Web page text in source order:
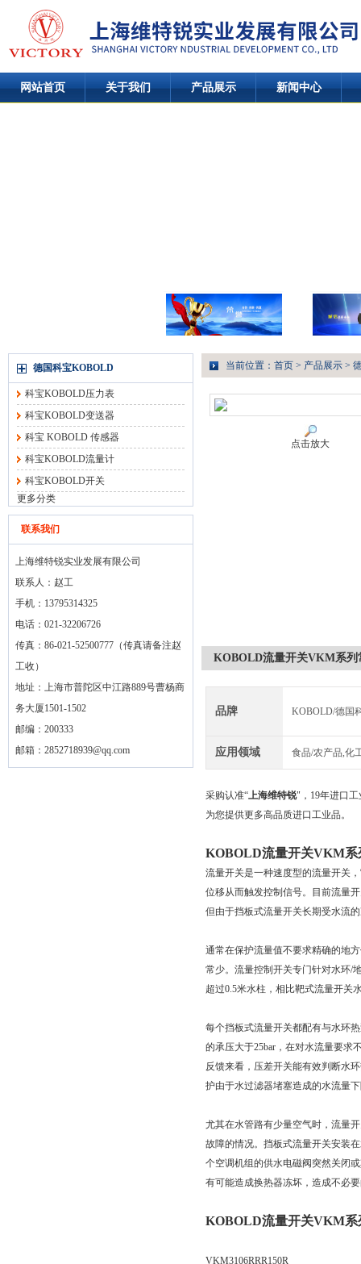
网站首页 关于我们 产品展示 新闻中心
德国科宝KOBOLD
科宝KOBOLD压力表
科宝KOBOLD变送器
科宝 KOBOLD 传感器
科宝KOBOLD流量计
科宝KOBOLD开关
更多分类
联系我们
上海维特锐实业发展有限公司
联系人：赵工
手机：13795314325
电话：021-32206726
传真：86-021-52500777（传真请备注赵
工收）
地址：上海市普陀区中江路889号曹杨商
务大厦1501-1502
邮编：200333
邮箱： 2852718939@qq.com
当前位置： 首页 > 产品展示 >
点击放大
KOBOLD流量开关VKM系列
品牌 KOBOLD/德国
应用领域 食品/农产品,化
采购认准“上海维特锐"，19年进口
为您提供更多高品质进口工业品。
KOBOLD流量开关VKM系
流量开关是一种速度型的流量开关
位移从而触发控制信号。
目前流量
但由于挡板式流量开关长期受水流
通常在保护流量值不要求精确的地
常少。流量控制开关专门针对水环/
超过0.5米水柱，相比靶式流量开关
每个挡板式流量开关都配有与水环
的承压大于25bar，在对水流量要求
反馈来看，压差开关能有效判断水
护由于水过滤器堵塞造成的水流量
尤其在水管路有少量空气时，流量
故障的情况。挡板式流量开关安装
个空调机组的供水电磁阀突然关闭
有可能造成换热器冻坏，造成不必
KOBOLD流量开关VKM系
VKM3106RRR150R